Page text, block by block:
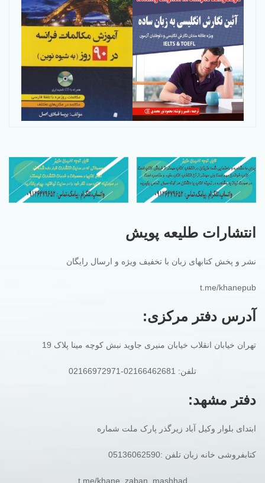
انتشارات طلیعه پویش
نشر و پخش کتابهای زبان با تخفیف ویژه و ارسال رایگان
t.me/khanepub
آدرس دفتر مرکزی:
تهران خیابان انقلاب خیابان منیری جاوید نبش کوچه مینا پلاک 19
تلفن: 02166462681-02166972971
دفتر مشهد:
ابتدای بلوار وکیل آباد زیرگذر پارک ملت شماره
کتابفروشی خانه زبان تلفن :05136062590
t.me/khane_zaban_mashhad